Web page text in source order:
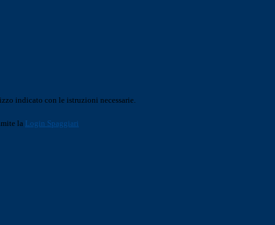
indicato con le istruzioni necessarie.
la Login Spaggiari